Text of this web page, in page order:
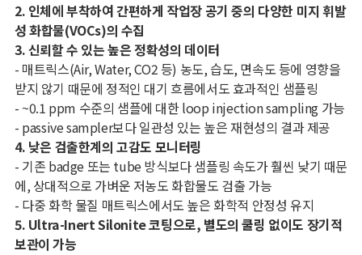
2. 인체에 부착하여 간편하게 작업장 공기 중의 다양한 미지 휘발
성 화합물(VOCs)의 수집
3. 신뢰할 수 있는 높은 정확성의 데이터
- 매트릭스(Air, Water, CO2 등) 농도, 습도, 면속도 등에 영향을
받지 않기 때문에 정적인 대기 흐름에서도 효과적인 샘플링
- ~0.1 ppm 수준의 샘플에 대한 loop injection sampling 가능
- passive sampler보다 일관성 있는 높은 재현성의 결과 제공
4. 낮은 검출한계의 고감도 모니터링
- 기존 badge 또는 tube 방식보다 샘플링 속도가 훨씬 낮기 때문
에, 상대적으로 가벼운 저농도 화합물도 검출 가능
- 다중 화학 물질 매트릭스에서도 높은 화학적 안정성 유지
5. Ultra-Inert Silonite 코팅으로, 별도의 쿨링 없이도 장기적
보관이 가능